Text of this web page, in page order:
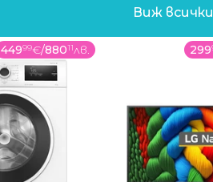
Виж
44999€/88011лв. 299